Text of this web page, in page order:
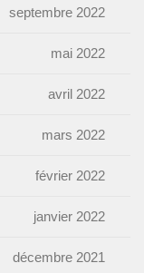
septembre 2022
mai 2022
avril 2022
mars 2022
février 2022
janvier 2022
décembre 2021